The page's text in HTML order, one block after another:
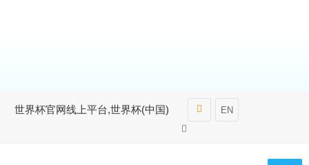
世界杯官网线上平台,世界杯(中国) EN